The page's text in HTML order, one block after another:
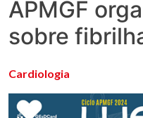
APMGF
sobre
Cardiologia